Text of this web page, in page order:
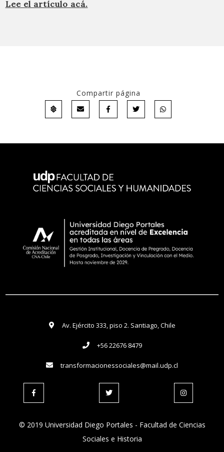
Lee el artículo acá.
Compartir página
Av. Ejército 333, piso 2. Santiago, Chile
+56 22676 8479
transformacionessociales@mail.udp.cl
© 2019 Universidad Diego Portales - Facultad de Ciencias
Sociales e Historia